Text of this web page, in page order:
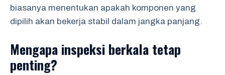
biasanya menentukan apakah komponen yang
dipilih akan bekerja stabil dalam jangka panjang.
Mengapa inspeksi berkala tetap
penting?